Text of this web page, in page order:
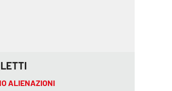
ALIENAZIONI